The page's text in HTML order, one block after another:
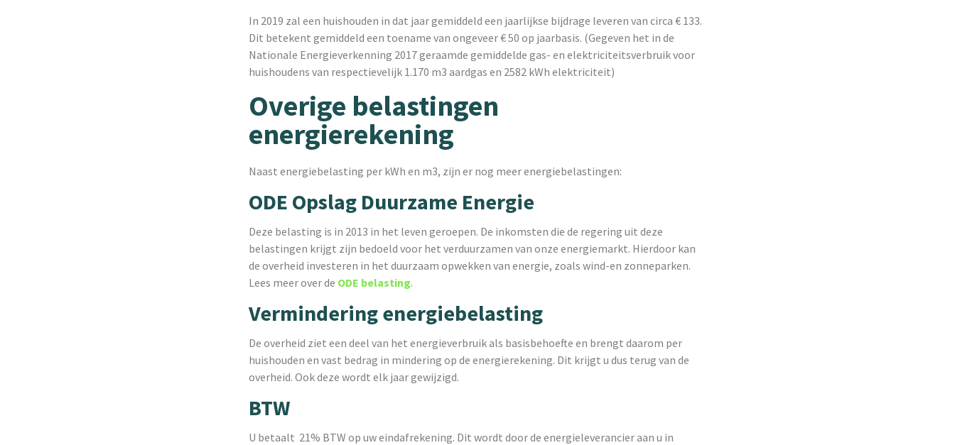
In 2019 zal een huishouden in dat jaar gemiddeld een jaarlijkse bijdrage leveren van circa € 133.
Dit betekent gemiddeld een toename van ongeveer € 50 op jaarbasis. (Gegeven het in de
Nationale Energieverkenning 2017 geraamde gemiddelde gas- en elektriciteitsverbruik voor
huishoudens van respectievelijk 1.170 m3 aardgas en 2582 kWh elektriciteit)
Overige belastingen
energierekening
Naast energiebelasting per kWh en m3, zijn er nog meer energiebelastingen:
ODE Opslag Duurzame Energie
Deze belasting is in 2013 in het leven geroepen. De inkomsten die de regering uit deze
belastingen krijgt zijn bedoeld voor het verduurzamen van onze energiemarkt. Hierdoor kan
de overheid investeren in het duurzaam opwekken van energie, zoals wind-en zonneparken.
Lees meer over de ODE belasting.
Vermindering energiebelasting
De overheid ziet een deel van het energieverbruik als basisbehoefte en brengt daarom per
huishouden en vast bedrag in mindering op de energierekening. Dit krijgt u dus terug van de
overheid. Ook deze wordt elk jaar gewijzigd.
BTW
U betaalt 21% BTW op uw eindafrekening. Dit wordt door de energieleverancier aan u in